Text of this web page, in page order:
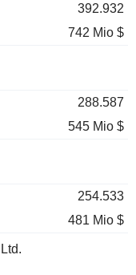
392.932
742 Mio $
288.587
545 Mio $
254.533
481 Mio $